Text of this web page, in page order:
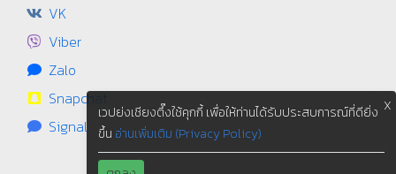
VK
Viber
Zalo
Snapchat
Signal
X
เวปย่งเชียงตึ๊งใช้คุกกี้ เพื่อให้ท่านได้รับประสบการณ์ที่ดียิ่ง
ขึ้น อ่านเพิ่มเติม (Privacy Policy)